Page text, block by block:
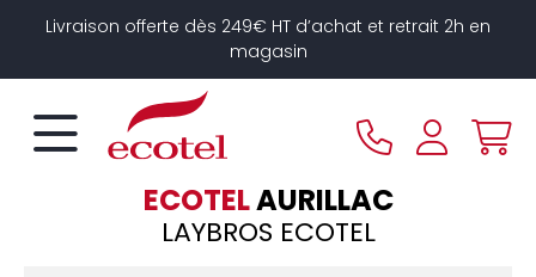
Livraison offerte dès 249€ HT d’achat et retrait 2h en
magasin
ECOTELAURILLAC
LAYBROS ECOTEL
Panneau de gestion des cookies